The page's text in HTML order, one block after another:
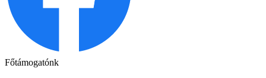
Főtámogatónk